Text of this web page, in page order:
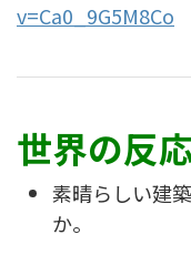
v=Ca0_9G5M8Co
世界の反
素晴らしい建
か。